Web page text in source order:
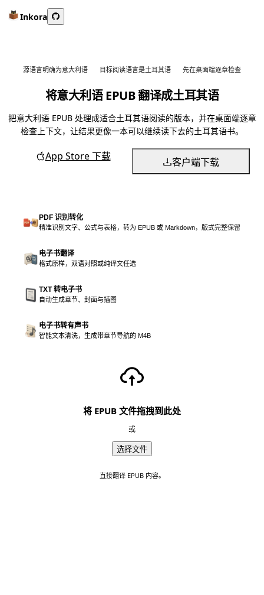
Inkora
源语言明确为意大利语 目标阅读语言是土耳其语 先在桌面端逐章检查
将意大利语 EPUB 翻译成土耳其语
把意大利语 EPUB 处理成适合土耳其语阅读的版本，并在桌面端逐章
检查上下文，让结果更像一本可以继续读下去的土耳其语书。
App Store 下载 客户端下载
PDF 识别转化
精准识别文字、公式与表格，转为 EPUB 或 Markdown，版式完整保留
电子书翻译
格式原样，双语对照或纯译文任选
TXT 转电子书
自动生成章节、封面与插图
电子书转有声书
智能文本清洗，生成带章节导航的 M4B
将 EPUB 文件拖拽到此处
或
选择文件
直接翻译 EPUB 内容。